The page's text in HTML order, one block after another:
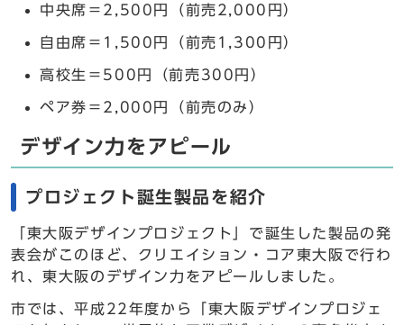
中央席＝2,500円（前売2,000円）
自由席＝1,500円（前売1,300円）
高校生＝500円（前売300円）
ペア券＝2,000円（前売のみ）
デザイン力をアピール
プロジェクト誕生製品を紹介
「東大阪デザインプロジェクト」で誕生した製品の発
表会がこのほど、クリエイション・コア東大阪で行わ
れ、東大阪のデザイン力をアピールしました。
市では、平成22年度から「東大阪デザインプロジェ